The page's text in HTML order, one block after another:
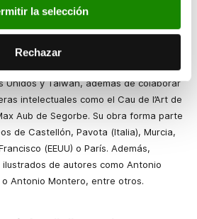
la selección
Rechazar
sus mujeres y que se ha convertido
enmarcada en el
no ha dejado de crear y exponer por
Unidos y Taiwán, además de colaborar
intelectuales como el Cau de l’Art de
Aub de Segorbe. Su obra forma parte
de Castellón, Pavota (Italia), Murcia,
(EEUU) o París. Además,
de autores como Antonio
Antonio Montero, entre otros.